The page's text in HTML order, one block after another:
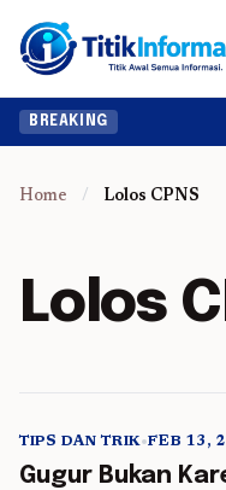
BREAKING
Home / Lolos CPNS
Lolos
TIPS DAN TRIK•FEB 13,
Gugur Bukan